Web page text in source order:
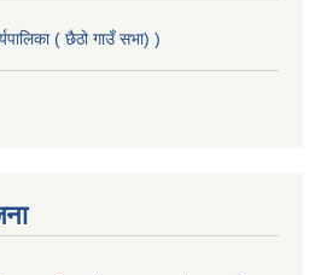
( छैठो गाउँ सभा) )